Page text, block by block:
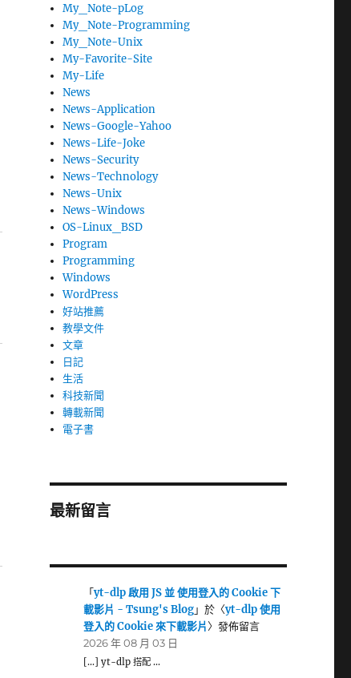
My_Note-pLog
My_Note-Programming
My_Note-Unix
My-Favorite-Site
My-Life
News
News-Application
News-Google-Yahoo
News-Life-Joke
News-Security
News-Technology
News-Unix
News-Windows
OS-Linux_BSD
Program
Programming
Windows
WordPress
好站推薦
教學文件
文章
日記
生活
科技新聞
轉載新聞
電子書
最新留言
「yt-dlp 啟用 JS 並 使用登入的 Cookie 下
載影片 - Tsung's Blog」於〈yt-dlp 使用
登入的 Cookie 來下載影片〉發佈留言
2026 年 08 月 03 日
[…] yt-dlp 搭配 …